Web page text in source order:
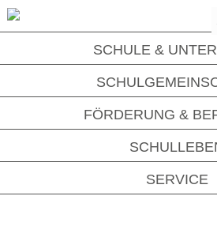
SCHULE &
FÖRDERUNG &
SERVICE